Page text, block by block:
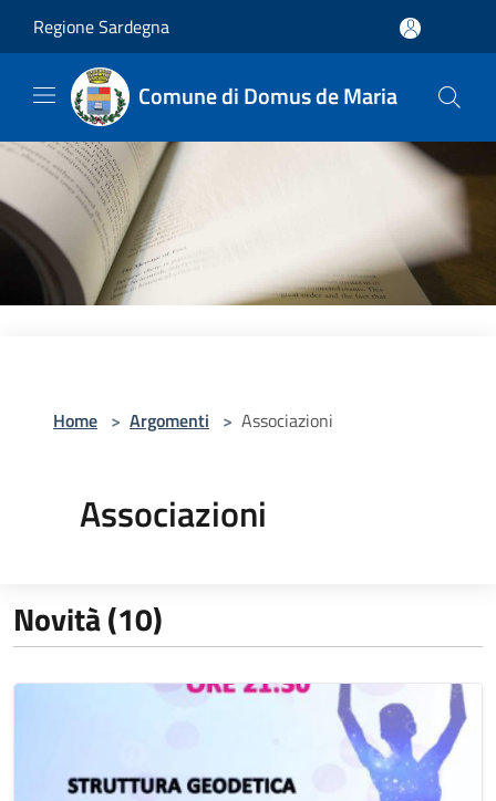
Regione Sardegna
Comune di Domus de Maria
Home > Argomenti > Associazioni
Associazioni
Novità (10)